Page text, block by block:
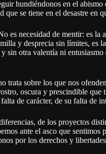
hundiéndonos en el
se tiene en el desastre en
es necesidad de mentir: es
y desprecia sin límites, es
sin otra valentía ni
trata sobre los que nos
oscura y prescindible
de carácter, de su falta de
de los proyectos
ante el asco que sentimos
por los derechos y